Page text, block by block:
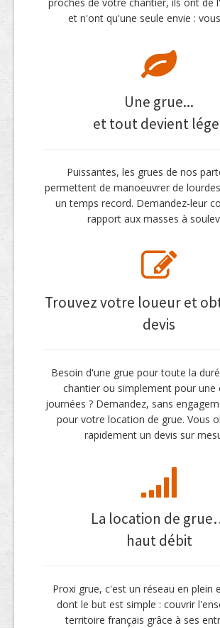
et n'ont qu'une seule envie :
Une grue...
et tout devient
Puissantes, les grues de nos
permettent de manoeuvrer de
un temps record. Demandez-leur
rapport aux masses à
Trouvez votre loueur et
devis
Besoin d'une grue pour toute la
chantier ou simplement pour une
journées ? Demandez, sans
pour votre location de grue. Vous
rapidement un devis sur
La location de
haut débit
Proxi grue, c'est un réseau en plein
dont le but est simple : couvrir
territoire français grâce à ses